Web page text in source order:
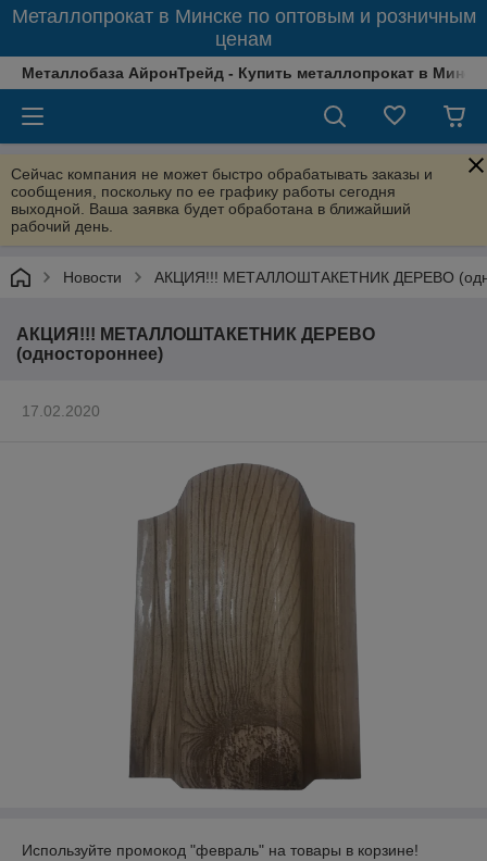
Металлопрокат в Минске по оптовым и розничным
ценам
Металлобаза АйронТрейд - Купить металлопрокат в
Сейчас компания не может быстро обрабатывать заказы и
сообщения, поскольку по ее графику работы сегодня
выходной. Ваша заявка будет обработана в ближайший
рабочий день.
Новости АКЦИЯ!!! МЕТАЛЛОШТАКЕТНИК ДЕРЕВО
АКЦИЯ!!! МЕТАЛЛОШТАКЕТНИК ДЕРЕВО
(одностороннее)
17.02.2020
Используйте промокод "февраль" на товары в корзине!